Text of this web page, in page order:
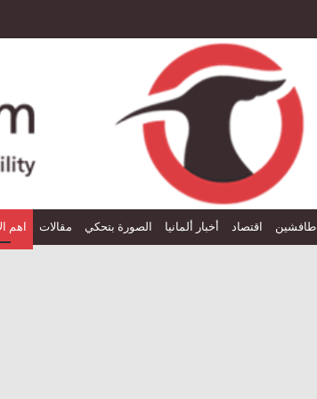
طافشين اقتصاد أخبار ألمانيا الصورة بتحكي مقالات اهم